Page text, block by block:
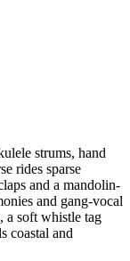
strums, hand
rides sparse
and a mandolin-
and gang-vocal
a soft whistle tag
coastal and